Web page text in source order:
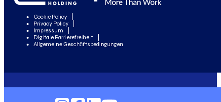
Cookie Policy
Privacy Policy
Impressum
Digitale Barrierefreiheit
Allgemeine Geschäftsbedingungen